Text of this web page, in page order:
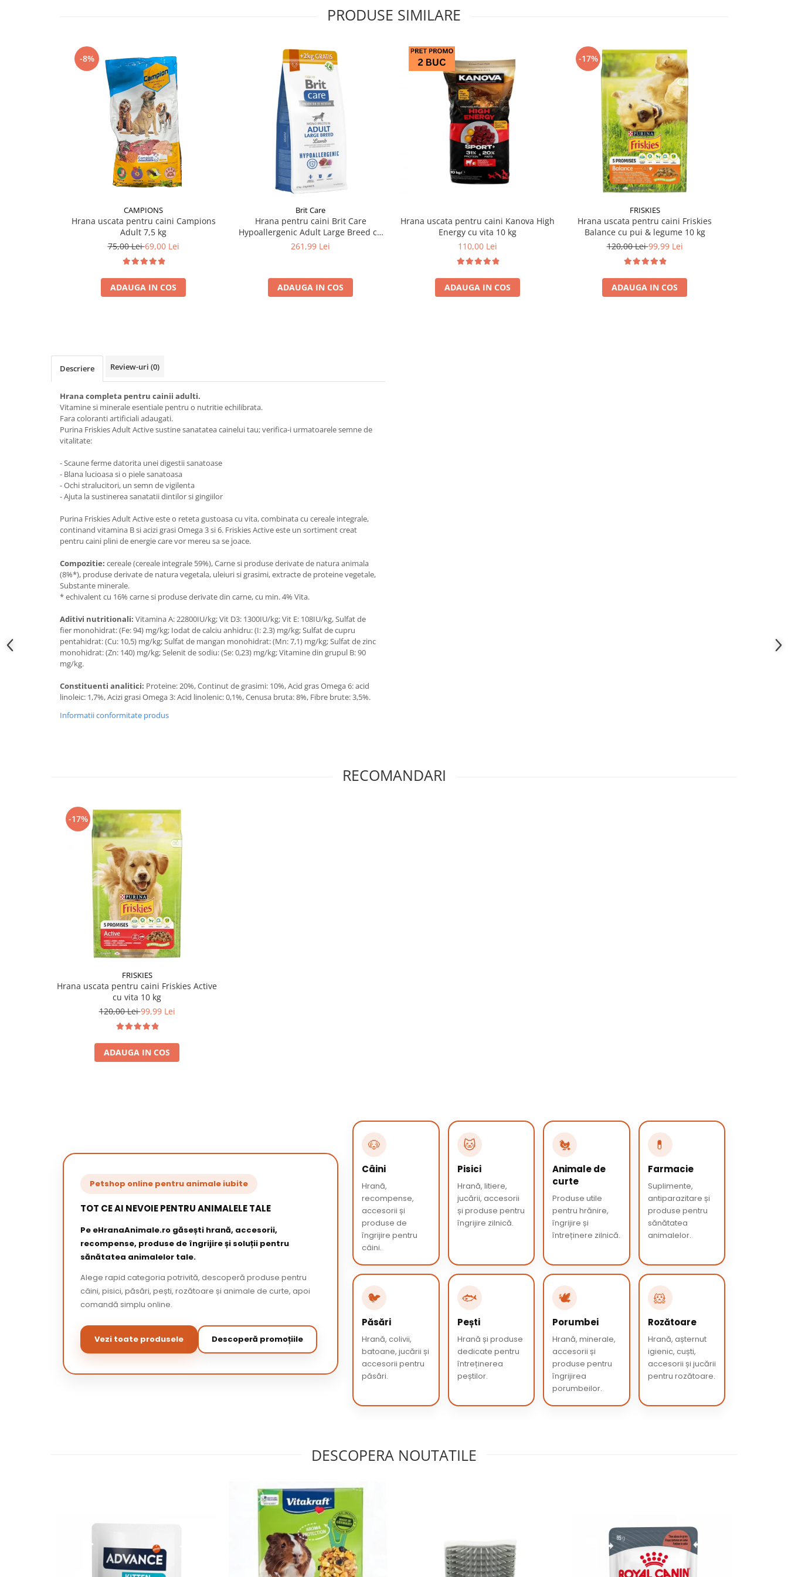
PRODUSE SIMILARE
-8%
CAMPIONS
Hrana uscata pentru caini Campions
Adult 7,5 kg
75,00 Lei69,00 Lei
ADAUGA IN COS
Brit Care
Hrana pentru caini Brit Care
Hypoallergenic Adult Large Breed cu
miel 12 kg + 2 kg GRATIS
261,99 Lei
ADAUGA IN COS
Hrana uscata pentru caini Kanova High
Energy cu vita 10 kg
110,00 Lei
ADAUGA IN COS
-17%
FRISKIES
Hrana uscata pentru caini Friskies
Balance cu pui & legume 10 kg
120,00 Lei99,99 Lei
ADAUGA IN COS
Descriere Review-uri (0)
Hrana completa pentru cainii adulti.
Vitamine si minerale esentiale pentru o nutritie echilibrata.
Fara coloranti artificiali adaugati.
Purina Friskies Adult Active sustine sanatatea cainelui tau; verifica-i urmatoarele semne de
vitalitate:
- Scaune ferme datorita unei digestii sanatoase
- Blana lucioasa si o piele sanatoasa
- Ochi stralucitori, un semn de vigilenta
- Ajuta la sustinerea sanatatii dintilor si gingiilor
Purina Friskies Adult Active este o reteta gustoasa cu vita, combinata cu cereale integrale,
continand vitamina B si acizi grasi Omega 3 si 6. Friskies Active este un sortiment creat
pentru caini plini de energie care vor mereu sa se joace.
Compozitie: cereale (cereale integrale 59%), Carne si produse derivate de natura animala
(8%*), produse derivate de natura vegetala, uleiuri si grasimi, extracte de proteine vegetale,
Substante minerale.
* echivalent cu 16% carne si produse derivate din carne, cu min. 4% Vita.
Aditivi nutritionali: Vitamina A: 22800IU/kg; Vit D3: 1300IU/kg; Vit E: 108IU/kg, Sulfat de
fier monohidrat: (Fe: 94) mg/kg; Iodat de calciu anhidru: (I: 2.3) mg/kg; Sulfat de cupru
pentahidrat: (Cu: 10,5) mg/kg; Sulfat de mangan monohidrat: (Mn: 7,1) mg/kg; Sulfat de zinc
monohidrat: (Zn: 140) mg/kg; Selenit de sodiu: (Se: 0,23) mg/kg; Vitamine din grupul B: 90
mg/kg.
Constituenti analitici: Proteine: 20%, Continut de grasimi: 10%, Acid gras Omega 6: acid
linoleic: 1,7%, Acizi grasi Omega 3: Acid linolenic: 0,1%, Cenusa bruta: 8%, Fibre brute: 3,5%.
Informatii conformitate produs
RECOMANDARI
-17%
FRISKIES
Hrana uscata pentru caini Friskies Active
cu vita 10 kg
120,00 Lei99,99 Lei
ADAUGA IN COS
Petshop online pentru animale iubite
TOT CE AI NEVOIE PENTRU ANIMALELE TALE
Pe eHranaAnimale.ro găsești hrană, accesorii,
recompense, produse de îngrijire și soluții pentru
sănătatea animalelor tale.
Alege rapid categoria potrivită, descoperă produse pentru
câini, pisici, păsări, pești, rozătoare și animale de curte, apoi
comandă simplu online.
Vezi toate produsele Descoperă promoțiile
🐶
Câini
Hrană,
recompense,
accesorii și
produse de
îngrijire pentru
câini.
🐱
Pisici
Hrană, litiere,
jucării, accesorii
și produse pentru
îngrijire zilnică.
🐔
Animale de
curte
Produse utile
pentru hrănire,
îngrijire și
întreținere zilnică.
💊
Farmacie
Suplimente,
antiparazitare și
produse pentru
sănătatea
animalelor.
🐦
Păsări
Hrană, colivii,
batoane, jucării și
accesorii pentru
păsări.
🐟
Pești
Hrană și produse
dedicate pentru
întreținerea
peștilor.
🕊️
Porumbei
Hrană, minerale,
accesorii și
produse pentru
îngrijirea
porumbeilor.
🐹
Rozătoare
Hrană, așternut
igienic, cuști,
accesorii și jucării
pentru rozătoare.
DESCOPERA NOUTATILE